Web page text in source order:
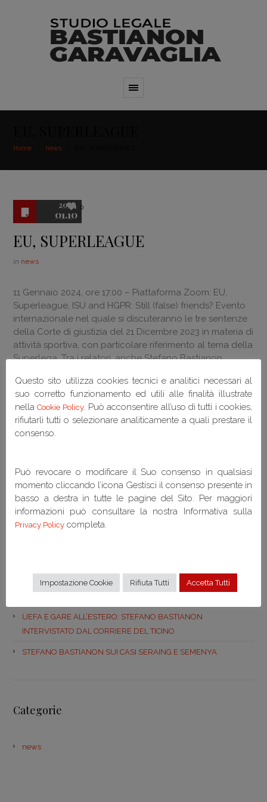
Home news
2024
01.10
0
EU, SUPERLEAGUE
in news
11 Gennaio 2024, ore 17.00 – Piattaforma Zoom: EU,
Superleague, ISU and HGPR: Still (false) friends? Evento
internazionale nel quale si discuteranno le tre sentenze
della Corte di giustizia del 21 Dicembre 2023 in materia di
attività sportiva, con particolare riferimento al tema della
Superlega. Tra i relatori, anche Stefano Bastianon.
Scarica la copertina
Articoli recenti
IL SAFEGUARDING PER UNO SPORT SICURO E RESPONSABILE
STEFANO BASTIANON AL SEMINARIO “DIRITTO DELL’UNIONE
UEFA E GARE ALL’ESTERO: STEFANO BASTIANON
INTERVISTATO DAL CORRIERE DEL TICINO
STEFANO BASTIANON SUI CASI SERAING E SEMENYA
Categorie
news
Questo sito utilizza cookies tecnici e analitici necessari al
suo corretto funzionamento ed utili alle finalità illustrate
nellaCookie Policy. Può acconsentire all’uso di tutti i cookies,
rifiutarli tutti o selezionare analiticamente a quali prestare il
consenso.
Può revocare o modificare il Suo consenso in qualsiasi
momento cliccando l’icona Gestisci il consenso presente in
basso a destra in tutte le pagine del Sito. Per maggiori
informazioni può consultare la nostra Informativa sulla
Privacy Policy completa.
Impostazione Cookie Rifiuta Tutti Accetta Tutti